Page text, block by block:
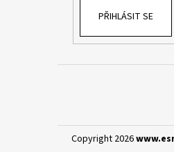
PŘIHLÁSIT SE
Copyright 2026